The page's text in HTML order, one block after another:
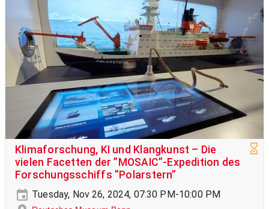
Klimaforschung, KI und Klangkunst – Die
vielen Facetten der ”MOSAIC”-Expedition des
Forschungsschiffs ”Polarstern”
Tuesday, Nov 26, 2024, 07:30 PM-10:00 PM